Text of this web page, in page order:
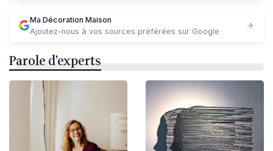
Ma Décoration Maison
Ajoutez-nous à vos sources préférées sur Google
Parole d'experts